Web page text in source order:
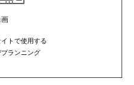
トで使用する
ランニング